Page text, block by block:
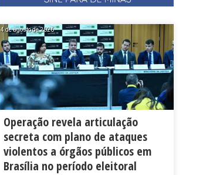
4 de agosto de 2026
Operação revela articulação
secreta com plano de ataques
violentos a órgãos públicos em
Brasília no período eleitoral